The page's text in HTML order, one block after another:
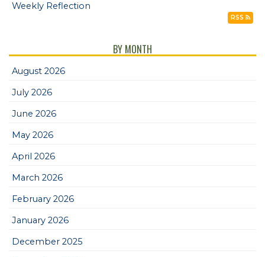
Weekly Reflection
RSS
BY MONTH
August 2026
July 2026
June 2026
May 2026
April 2026
March 2026
February 2026
January 2026
December 2025